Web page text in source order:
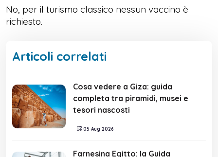
No, per il turismo classico nessun vaccino è
richiesto.
Articoli correlati
Cosa vedere a Giza: guida
completa tra piramidi, musei e
tesori nascosti
05 Aug 2026
Farnesina Egitto: la Guida